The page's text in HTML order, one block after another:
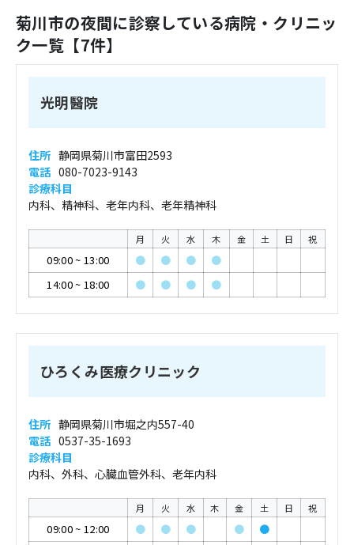
菊川市の夜間に診察している病院・クリニッ
ク一覧【7件】
光明醫院
住所 静岡県菊川市富田2593
電話 080-7023-9143
診療科目
内科、精神科、老年内科、老年精神科
月 火 水 木 金 土 日 祝
09:00~ 13:00 ● ● ●
●
14:00~ 18:00 ● ● ● ●
ひろくみ医療クリニック
住所 静岡県菊川市堀之内557-40
電話 0537-35-1693
診療科目
内科、外科、心臓血管外科、老年内科
月 火 水 木 金 土 日 祝
09:00~ 12:00 ● ● ● ●
●